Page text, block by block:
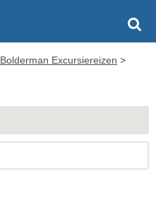
Bolderman Excursiereizen >